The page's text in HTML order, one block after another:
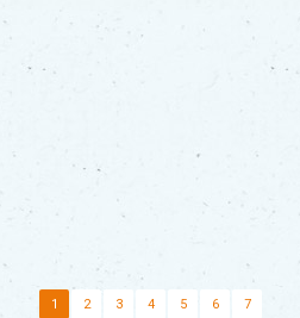
1 2 3 4 5 6 7